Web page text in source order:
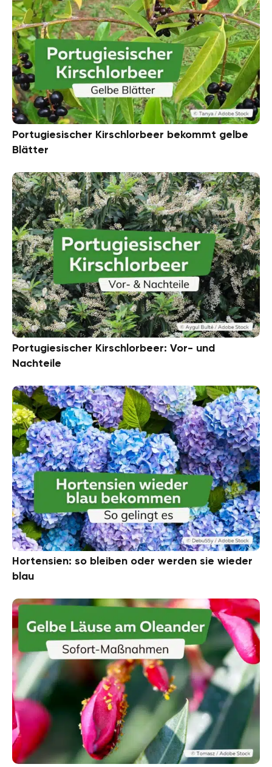
Portugiesischer Kirschlorbeer bekommt gelbe
Blätter
Portugiesischer Kirschlorbeer: Vor- und
Nachteile
Hortensien: so bleiben oder werden sie wieder
blau